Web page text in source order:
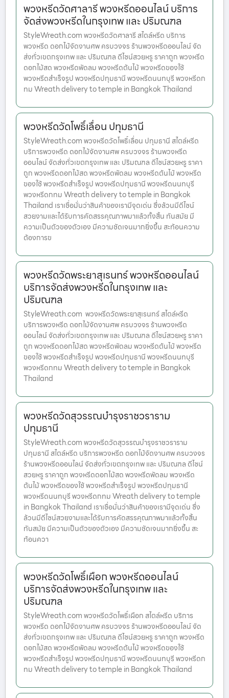
พวงหรีดวัดศาลารี พวงหรีดออนไลน์ บริการ
จัดส่งพวงหรีดในกรุงเทพ และ ปริมณฑล
StyleWreath.com พวงหรีดวัดศาลารี สไตล์หรีด บริการ
พวงหรีด ดอกไม้จัดงานศพ ครบวงจร ร้านพวงหรีดออนไลน์ จัด
ส่งทั่วเขตกรุงเทพ และ ปริมณฑล ดีไซน์สวยหรู ราคาถูก พวงหรีด
ดอกไม้สด พวงหรีดพัดลม พวงหรีดต้นไม้ พวงหรีดของใช้
พวงหรีดสำเร็จรูป พวงหรีดปทุมธานี พวงหรีดนนทบุรี พวงหรีดก
ทม Wreath delivery to temple in Bangkok Thailand
พวงหรีดวัดโพธิ์เลื่อน ปทุมธานี
StyleWreath.com พวงหรีดวัดโพธิ์เลื่อน ปทุมธานี สไตล์หรีด
บริการพวงหรีด ดอกไม้จัดงานศพ ครบวงจร ร้านพวงหรีด
ออนไลน์ จัดส่งทั่วเขตกรุงเทพ และ ปริมณฑล ดีไซน์สวยหรู ราคา
ถูก พวงหรีดดอกไม้สด พวงหรีดพัดลม พวงหรีดต้นไม้ พวงหรีด
ของใช้ พวงหรีดสำเร็จรูป พวงหรีดปทุมธานี พวงหรีดนนทบุรี
พวงหรีดกทม Wreath delivery to temple in Bangkok
Thailand เราเชื่อมั่นว่าสินค้าของเรามีจุดเด่น ซึ่งล้วนมีดีไซน์
สวยงามและได้รับการคัดสรรคุณภาพมาแล้วทั้งสิ้น ทันสมัย มี
ความเป็นตัวของตัวเอง มีความชัดเจนมากยิ่งขึ้น สะท้อนความ
ต้องการข
พวงหรีดวัดพระยาสุเรนทร์ พวงหรีดออนไลน์
บริการจัดส่งพวงหรีดในกรุงเทพ และ
ปริมณฑล
StyleWreath.com พวงหรีดวัดพระยาสุเรนทร์ สไตล์หรีด
บริการพวงหรีด ดอกไม้จัดงานศพ ครบวงจร ร้านพวงหรีด
ออนไลน์ จัดส่งทั่วเขตกรุงเทพ และ ปริมณฑล ดีไซน์สวยหรู ราคา
ถูก พวงหรีดดอกไม้สด พวงหรีดพัดลม พวงหรีดต้นไม้ พวงหรีด
ของใช้ พวงหรีดสำเร็จรูป พวงหรีดปทุมธานี พวงหรีดนนทบุรี
พวงหรีดกทม Wreath delivery to temple in Bangkok
Thailand
พวงหรีดวัดสุวรรณบำรุงราชวราราม
ปทุมธานี
StyleWreath.com พวงหรีดวัดสุวรรณบำรุงราชวราราม
ปทุมธานี สไตล์หรีด บริการพวงหรีด ดอกไม้จัดงานศพ ครบวงจร
ร้านพวงหรีดออนไลน์ จัดส่งทั่วเขตกรุงเทพ และ ปริมณฑล ดีไซน์
สวยหรู ราคาถูก พวงหรีดดอกไม้สด พวงหรีดพัดลม พวงหรีด
ต้นไม้ พวงหรีดของใช้ พวงหรีดสำเร็จรูป พวงหรีดปทุมธานี
พวงหรีดนนทบุรี พวงหรีดกทม Wreath delivery to temple
in Bangkok Thailand เราเชื่อมั่นว่าสินค้าของเรามีจุดเด่น ซึ่ง
ล้วนมีดีไซน์สวยงามและได้รับการคัดสรรคุณภาพมาแล้วทั้งสิ้น
ทันสมัย มีความเป็นตัวของตัวเอง มีความชัดเจนมากยิ่งขึ้น สะ
ท้อนควา
พวงหรีดวัดโพธิ์เผือก พวงหรีดออนไลน์
บริการจัดส่งพวงหรีดในกรุงเทพ และ
ปริมณฑล
StyleWreath.com พวงหรีดวัดโพธิ์เผือก สไตล์หรีด บริการ
พวงหรีด ดอกไม้จัดงานศพ ครบวงจร ร้านพวงหรีดออนไลน์ จัด
ส่งทั่วเขตกรุงเทพ และ ปริมณฑล ดีไซน์สวยหรู ราคาถูก พวงหรีด
ดอกไม้สด พวงหรีดพัดลม พวงหรีดต้นไม้ พวงหรีดของใช้
พวงหรีดสำเร็จรูป พวงหรีดปทุมธานี พวงหรีดนนทบุรี พวงหรีดก
ทม Wreath delivery to temple in Bangkok Thailand